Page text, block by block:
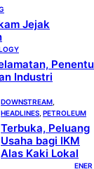
Jejak
Penentu
Industri
DOWNSTREAM
HEADLINES PETROLEUM
Terbuka, Peluang
Usaha bagi IKM
Alas Kaki Lokal
ENER